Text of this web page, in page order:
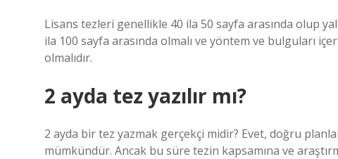
Lisans tezleri genellikle 40 ila 50 sayfa arasında olup
ila 100 sayfa arasında olmalı ve yöntem ve bulguları
olmalıdır.
2 ayda tez yazılır mı?
2 ayda bir tez yazmak gerçekçi midir? Evet, doğru
mümkündür. Ancak bu süre tezin kapsamına ve